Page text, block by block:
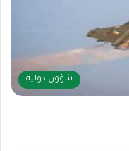
شؤون دولية